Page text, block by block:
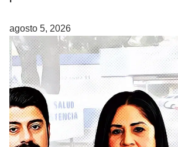
agosto 5, 2026